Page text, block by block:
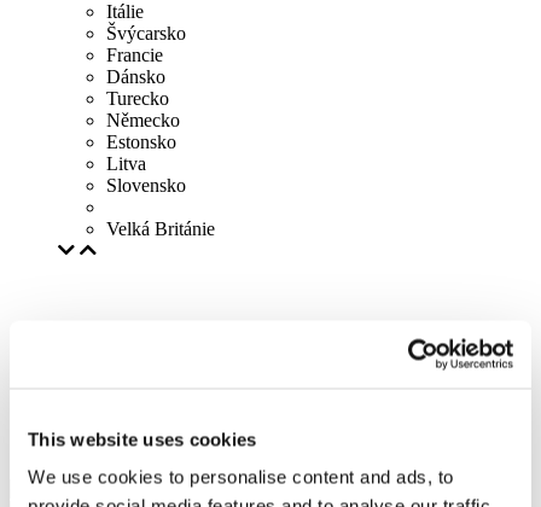
This website uses cookies
We use cookies to personalise content and ads, to
Itálie
Švýcarsko
Francie
Dánsko
Turecko
Německo
Estonsko
Litva
Slovensko
Velká Británie